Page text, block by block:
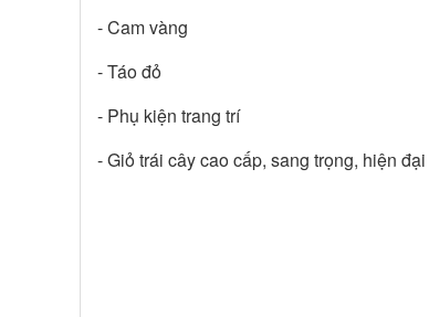
- Cam vàng
- Táo đỏ
- Phụ kiện trang trí
- Giỏ trái cây cao cấp, sang trọng, hiện đại